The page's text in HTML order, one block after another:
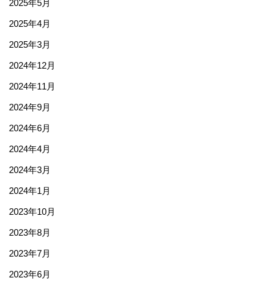
2025年5月
2025年4月
2025年3月
2024年12月
2024年11月
2024年9月
2024年6月
2024年4月
2024年3月
2024年1月
2023年10月
2023年8月
2023年7月
2023年6月